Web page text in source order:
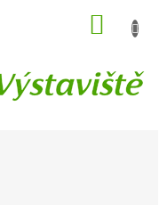
KOŠÍK